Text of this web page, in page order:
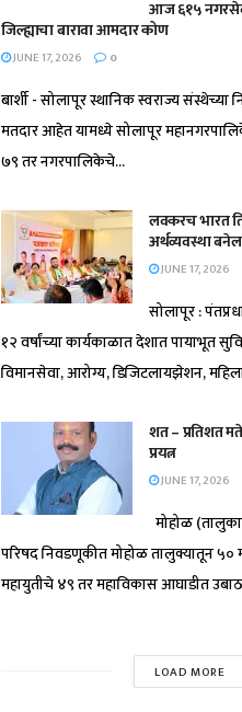
आज ६१५
जिल्ह्याचा बारावा आमदार कोण
JUNE 17, 2026 0
बार्शी - सोलापूर स्थानिक स्वराज्य
मतदार आहेत यामध्ये सोलापूर
७९ तर नगरपालिकेचे...
लवकरच भारत
अर्थव्यवस्था
JUNE 17, 2026
सोलापूर :
१२ वर्षांच्या कार्यकाळात देशात पायाभूत
विमानसेवा, आरोग्य, डिजिटलायझेशन,
शत – प्रतिशत
प्रयत्न
JUNE 17, 2026
मोहोळ (तालुका
परिषद निवडणूकीत मोहोळ तालुक्यातून
महायुतीचे ४९ तर महाविकास आघाडीत
LOAD MORE